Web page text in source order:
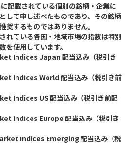
記載されている個別の銘柄・企業に
して申し述べたものであり、その銘柄
奨するものではありません。
れている各国・地域市場の指数は特別
を使用しています。
Indices Japan 配当込み（税引き
Indices World 配当込み（税引き前
Indices US 配当込み（税引き前配
Indices Europe 配当込み（税引き
Indices Emerging 配当込み（税